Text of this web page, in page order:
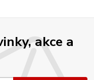
akce a